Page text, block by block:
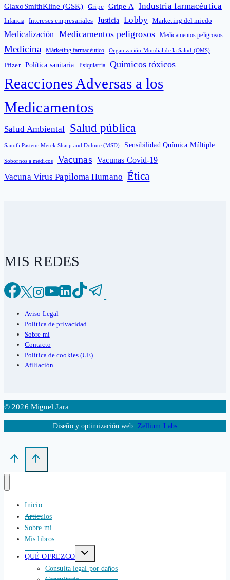
GlaxoSmithKline (GSK) Gripe Gripe A Industria farmacéutica
Infancia Intereses empresariales Justicia Lobby Marketing del miedo
Medicalización Medicamentos peligrosos Medicamentos peligrosos
Medicina Márketing farmacéutico Organización Mundial de la Salud (OMS)
Pfizer Política sanitaria Psiquiatría Químicos tóxicos
Reacciones Adversas a los
Medicamentos
Salud Ambiental Salud pública
Sanofi Pasteur Merck Sharp and Dohme (MSD) Sensibilidad Química Múltiple
Sobornos a médicos Vacunas Vacunas Covid-19
Vacuna Virus Papiloma Humano Ética
MIS REDES
Aviso Legal
Política de privacidad
Sobre mí
Contacto
Política de cookies (UE)
Afiliación
© 2026 Miguel Jara
Diseño y optimización web: Zellium Labs
Inicio
Artículos
Sobre mí
Mis libros
QUÉ OFREZCO
Alternar
hijo
Consulta legal por daños